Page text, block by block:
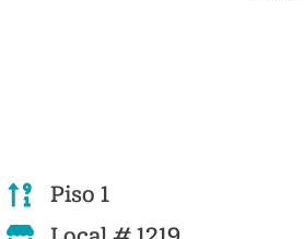
Piso 1